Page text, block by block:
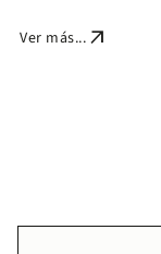
Ver más... arrow_outward